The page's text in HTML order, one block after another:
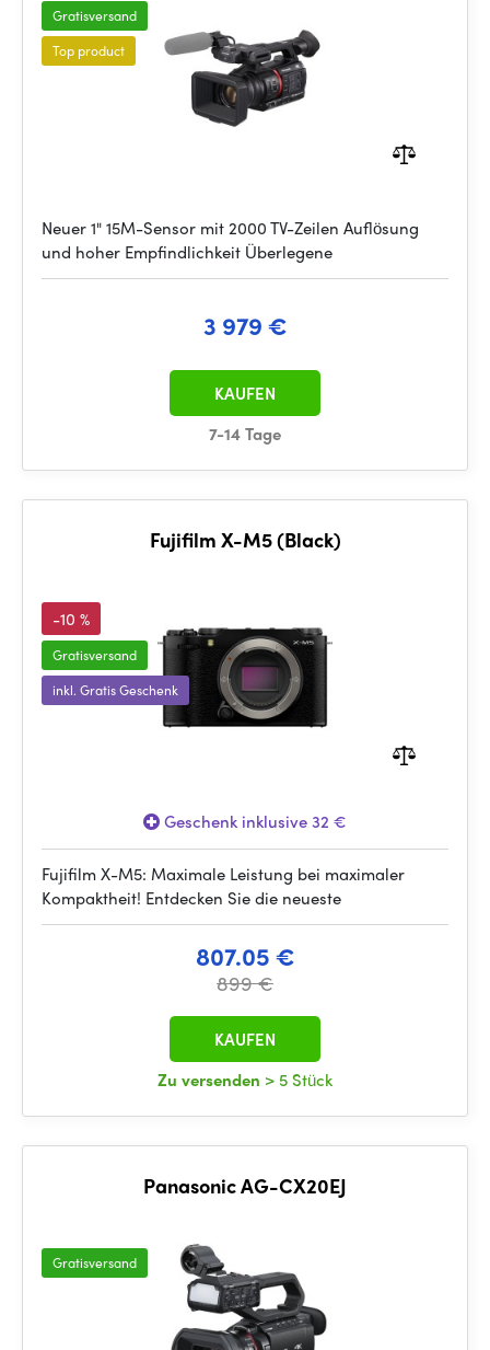
Gratisversand
Top product
Neuer 1" 15M-Sensor mit 2000 TV-Zeilen Auflösung
und hoher Empfindlichkeit Überlegene
3 979 €
7-14 Tage
KAUFEN
Fujifilm X-M5 (Black)
-10 %
Gratisversand
inkl. Gratis Geschenk
Geschenk inklusive 32 €
Fujifilm X-M5: Maximale Leistung bei maximaler
Kompaktheit! Entdecken Sie die neueste
807.05 €
899 €
Zu versenden > 5 Stück
KAUFEN
Panasonic AG-CX20EJ
Gratisversand